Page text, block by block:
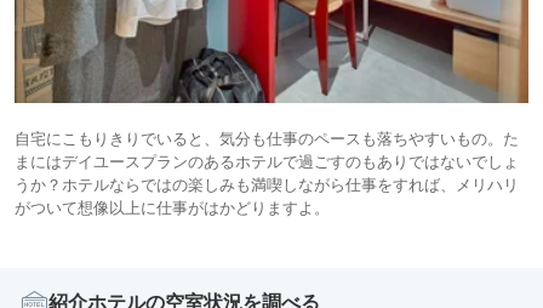
自宅にこもりきりでいると、気分も仕事のペースも落ちやすいもの。た
まにはデイユースプランのあるホテルで過ごすのもありではないでしょ
うか？ホテルならではの楽しみも満喫しながら仕事をすれば、メリハリ
がついて想像以上に仕事がはかどりますよ。
紹介ホテルの空室状況を調べる